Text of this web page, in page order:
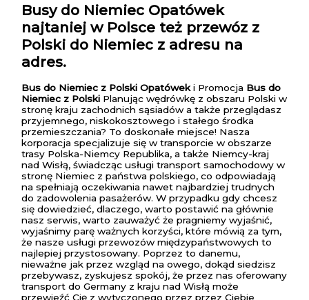
Busy do Niemiec Opatówek
najtaniej w Polsce też przewóz z
Polski do Niemiec z adresu na
adres.
Bus do Niemiec z Polski Opatóweki Promocja Bus do
Niemiec z Polski Planując wędrówkę z obszaru Polski w
stronę kraju zachodnich sąsiadów a także przeglądasz
przyjemnego, niskokosztowego i stałego środka
przemieszczania? To doskonałe miejsce! Nasza
korporacja specjalizuje się w transporcie w obszarze
trasy Polska-Niemcy Republika, a także Niemcy-kraj
nad Wisłą, świadcząc usługi transport samochodowy w
stronę Niemiec z państwa polskiego, co odpowiadają
na spełniają oczekiwania nawet najbardziej trudnych
do zadowolenia pasażerów. W przypadku gdy chcesz
się dowiedzieć, dlaczego, warto postawić na głównie
nasz serwis, warto zauważyć że pragniemy wyjaśnić,
wyjaśnimy parę ważnych korzyści, które mówią za tym,
że nasze usługi przewozów międzypaństwowych to
najlepiej przystosowany. Poprzez to danemu,
nieważne jak przez wzgląd na owego, dokąd siedzisz
przebywasz, zyskujesz spokój, że przez nas oferowany
transport do Germany z kraju nad Wisłą może
przewieźć Cię z wytyczonego przez przez Ciebie